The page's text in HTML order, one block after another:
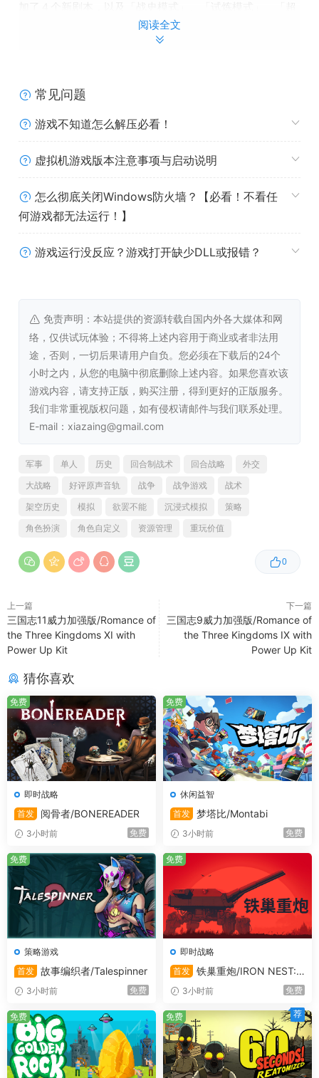
级模式」。除「结婚与养育后代」之外，还追加了「显示年
表、履历」以及各种「编辑功能」。
最低配置:
Traditional Chinese Ver. only)
内存:2 GB RAM
显卡:1024×768 pixel over
存储空间:需要 1200 MB 可用空间
推荐配置:
操作系统:Windows® 10 (*Japanese Ver. &
Traditional Chinese Ver. only)
处理器:Pentium III 1GHz over
内存:2 GB RAM
显卡:1024×768 pixel over
DIRECTX 版本:9.0c
声卡:16 bit stereo, 48KHz WAVE file can be
阅读全文
常见问题
游戏不知道怎么解压必看！
虚拟机游戏版本注意事项与启动说明
怎么彻底关闭Windows防火墙？【必看！不看任
何游戏都无法运行！】
游戏运行没反应？游戏打开缺少DLL或报错？
免责声明：本站提供的资源转载自国内外各大媒体和网
络，仅供试玩体验；不得将上述内容用于商业或者非法用
途，否则，一切后果请用户自负。您必须在下载后的24个
小时之内，从您的电脑中彻底删除上述内容。如果您喜欢该
游戏内容，请支持正版，购买注册，得到更好的正版服务。
我们非常重视版权问题，如有侵权请邮件与我们联系处理。
E-mail：xiazaing@gmail.com
0
军事 单人 历史 回合制战术 回合战略
外交
大战略
好评原声音轨 战争 战争游戏
战术
架空历史
模拟 欲罢不能 沉浸式模拟
策略
角色扮演
角色自定义 资源管理 重玩价值
上一篇
三国志11威力加强版/Romance of
the Three Kingdoms XI with
Power Up Kit
下一篇
三国志9威力加强版/Romance of
the Three Kingdoms IX with
Power Up Kit
猜你喜欢
即时战略
首发
阅骨者/BONEREADER
3小时前 免费
免费
休闲益智
首发 梦塔比/Montabi
3小时前 免费
免费
策略游戏
首发 故事编织者/Talespinner
3小时前 免费
免费
即时战略
首发 铁巢重炮/IRON NEST:
Heavy Turret Simulator
3小时前 免费
免费
免费 免费 荐